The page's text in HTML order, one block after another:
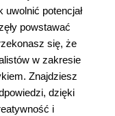
potencjał
powstawać
się, że
w zakresie
Znajdziesz
dzięki
i